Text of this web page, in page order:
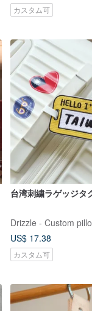
カスタム可
台湾刺繍ラゲッジタ
Drizzle - Custom
US$ 17.38
カスタム可